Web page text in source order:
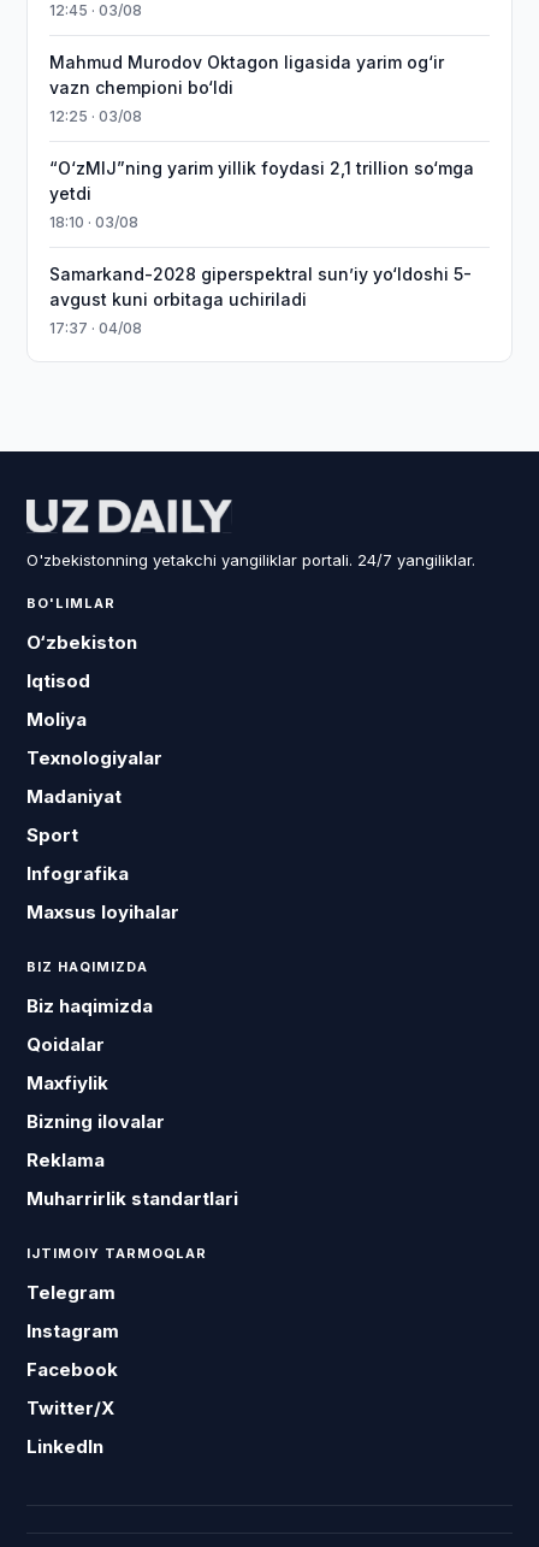
12:45 · 03/08
Mahmud Murodov Oktagon ligasida yarim og‘ir
vazn chempioni bo‘ldi
12:25 · 03/08
“O‘zMIJ”ning yarim yillik foydasi 2,1 trillion so‘mga
yetdi
18:10 · 03/08
Samarkand-2028 giperspektral sun’iy yo‘ldoshi 5-
avgust kuni orbitaga uchiriladi
17:37 · 04/08
O'zbekistonning yetakchi yangiliklar portali. 24/7 yangiliklar.
BO'LIMLAR
O‘zbekiston
Iqtisod
Moliya
Texnologiyalar
Madaniyat
Sport
Infografika
Maxsus loyihalar
BIZ HAQIMIZDA
Biz haqimizda
Qoidalar
Maxfiylik
Bizning ilovalar
Reklama
Muharrirlik standartlari
IJTIMOIY TARMOQLAR
Telegram
Instagram
Facebook
Twitter/X
LinkedIn